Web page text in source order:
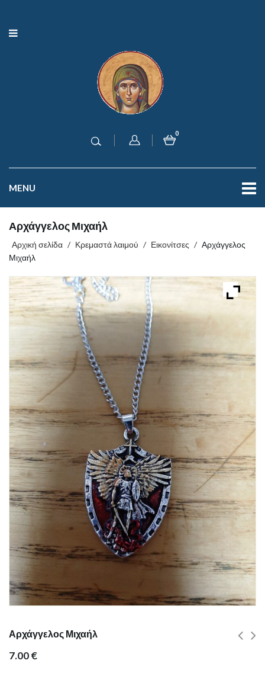
0
MENU
Αρχάγγελος Μιχαήλ
Αρχική σελίδα / Κρεμαστά λαιμού / Εικονίτσες / Αρχάγγελος
Μιχαήλ
Αρχάγγελος Μιχαήλ
7.00€